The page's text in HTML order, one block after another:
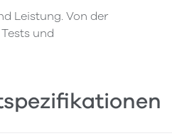
Leistung. Von der
und